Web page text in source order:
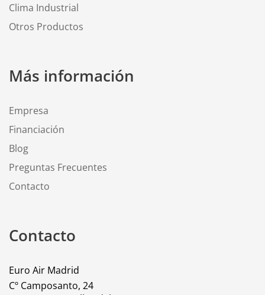
Clima Industrial
Otros Productos
Más información
Empresa
Financiación
Blog
Preguntas Frecuentes
Contacto
Contacto
Euro Air Madrid
Cº Camposanto, 24